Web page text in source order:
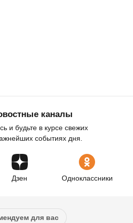
каналы
и будьте в курсе свежих
событиях дня.
Дзен Одноклассники
для вас